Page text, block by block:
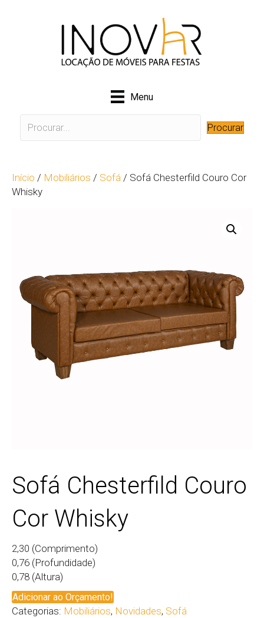
Menu
Procurar
Início / Mobiliários / Sofá / Sofá Chesterfild Couro Cor
Whisky
Sofá Chesterfild Couro
Cor Whisky
2,30 (Comprimento)
0,76 (Profundidade)
0,78 (Altura)
Adicionar ao Orçamento!
Categorias: Mobiliários, Novidades, Sofá